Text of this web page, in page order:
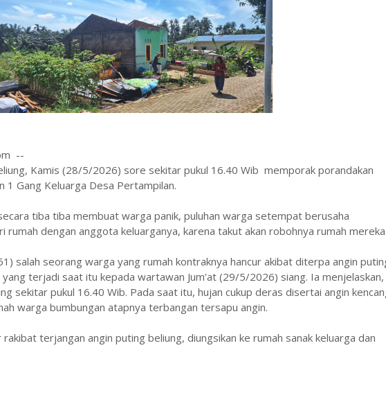
--
Kamis (28/5/2026) sore sekitar pukul 16.40 Wib memporak porandakan
1 Gang Keluarga Desa Pertampilan.
tiba tiba membuat warga panik, puluhan warga setempat berusaha
rumah dengan anggota keluarganya, karena takut akan robohnya rumah
salah seorang warga yang rumah kontraknya hancur akibat diterpa angin
terjadi saat itu kepada wartawan Jum'at (29/5/2026) siang. Ia menjelaskan,
sekitar pukul 16.40 Wib. Pada saat itu, hujan cukup deras disertai angin
warga bumbungan atapnya terbangan tersapu angin.
terjangan angin puting beliung, diungsikan ke rumah sanak keluarga dan